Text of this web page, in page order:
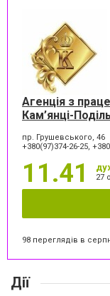
Агенція з
Кам’янці-
пр. Грушевського, 46
11.41 27
98 переглядів в
Дії